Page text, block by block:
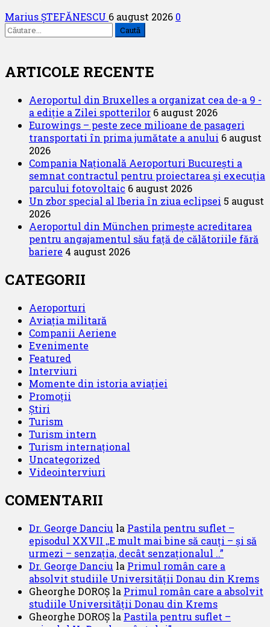
Marius ȘTEFĂNESCU 6 august 2026 0
Caută
după:
ARTICOLE RECENTE
Aeroportul din Bruxelles a organizat cea de-a 9 -
a ediție a Zilei spotterilor 6 august 2026
Eurowings – peste zece milioane de pasageri
transportati în prima jumătate a anului 6 august
2026
Compania Națională Aeroporturi București a
semnat contractul pentru proiectarea și execuția
parcului fotovoltaic 6 august 2026
Un zbor special al Iberia în ziua eclipsei 5 august
2026
Aeroportul din München primește acreditarea
pentru angajamentul său față de călătoriile fără
bariere 4 august 2026
CATEGORII
Aeroporturi
Aviația militară
Companii Aeriene
Evenimente
Featured
Interviuri
Momente din istoria aviației
Promoții
Știri
Turism
Turism intern
Turism internațional
Uncategorized
Videointerviuri
COMENTARII
Dr. George Danciu la Pastila pentru suflet –
episodul XXVII ,,E mult mai bine să cauți – și să
urmezi – senzația, decât senzaționalul ..”
Dr. George Danciu la Primul român care a
absolvit studiile Universității Donau din Krems
Gheorghe DOROȘ la Primul român care a absolvit
studiile Universității Donau din Krems
Gheorghe DOROȘ la Pastila pentru suflet –